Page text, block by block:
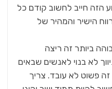
הזה חייב לחשוב קודם כל
הישיר והמהיר של
ביותר זה ריצה
לא בנוי לאנשים שבאים
פשוט לא עובד. צריך